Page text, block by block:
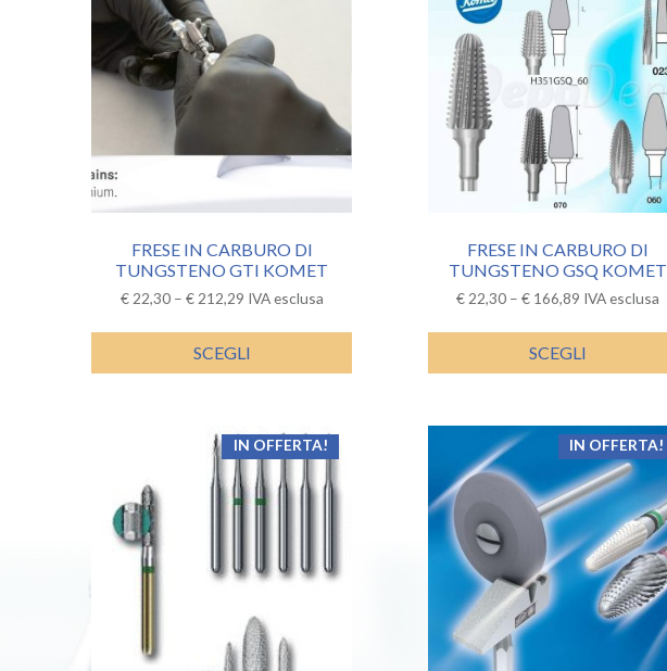
FRESE IN CARBURO DI
TUNGSTENO GTI KOMET
€22,30– €212,29 IVA esclusa
SCEGLI
FRESE IN CARBURO DI
TUNGSTENO GSQ KOMET
€ 22,30 –€ 166,89 IVA esclusa
SCEGLI
IN OFFERTA! IN OFFERTA!